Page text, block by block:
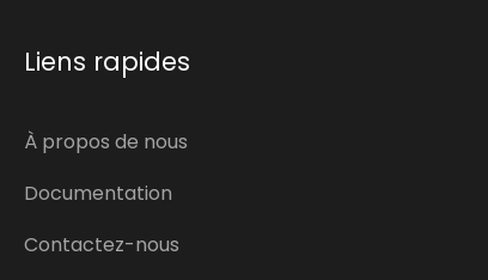
Liens rapides
À propos de nous
Documentation
Contactez-nous